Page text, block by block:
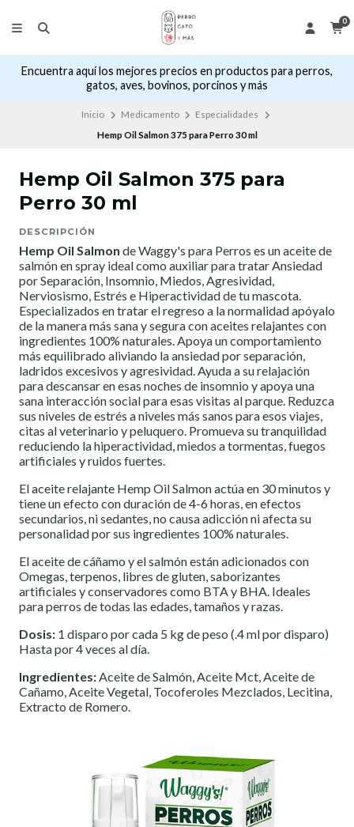
0
Encuentra aquí los mejores precios en productos para perros,
gatos, aves, bovinos, porcinos y más
Inicio Medicamento
Especialidades
Hemp Oil Salmon 375 para Perro 30 ml
Hemp Oil Salmon 375 para
Perro 30 ml
DESCRIPCIÓN
Hemp Oil Salmon de Waggy's para Perros es un aceite de
salmón en spray ideal como auxiliar para tratar Ansiedad
por Separación, Insomnio, Miedos, Agresividad,
Nerviosismo, Estrés e Hiperactividad de tu mascota.
Especializados en tratar el regreso a la normalidad apóyalo
de la manera más sana y segura con aceites relajantes con
ingredientes 100% naturales. Apoya un comportamiento
más equilibrado aliviando la ansiedad por separación,
ladridos excesivos y agresividad. Ayuda a su relajación
para descansar en esas noches de insomnio y apoya una
sana interacción social para esas visitas al parque. Reduzca
sus niveles de estrés a niveles más sanos para esos viajes,
citas al veterinario y peluquero. Promueva su tranquilidad
reduciendo la hiperactividad, miedos a tormentas, fuegos
artificiales y ruidos fuertes.
El aceite relajante Hemp Oil Salmon actúa en 30 minutos y
tiene un efecto con duración de 4-6 horas, en efectos
secundarios, ni sedantes, no causa adicción ni afecta su
personalidad por sus ingredientes 100% naturales.
El aceite de cáñamo y el salmón están adicionados con
Omegas, terpenos, libres de gluten, saborizantes
artificiales y conservadores como BTA y BHA. Ideales
para perros de todas las edades, tamaños y razas.
Dosis: 1 disparo por cada 5 kg de peso (.4 ml por disparo)
Hasta por 4 veces al día.
Ingredientes:Aceite de Salmón, Aceite Mct, Aceite de
Cañamo, Aceite Vegetal, Tocoferoles Mezclados, Lecitina,
Extracto de Romero.